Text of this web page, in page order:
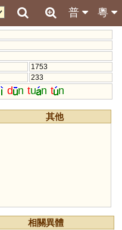
粵
普
1753
233
d n tu n t n
其他
相關異體